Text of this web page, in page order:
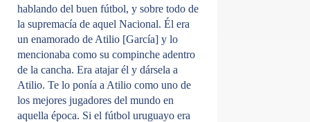
hablando del buen fútbol, y sobre todo de
la supremacía de aquel Nacional. Él era
un enamorado de Atilio [García] y lo
mencionaba como su compinche adentro
de la cancha. Era atajar él y dársela a
Atilio. Te lo ponía a Atilio como uno de
los mejores jugadores del mundo en
aquella época. Si el fútbol uruguayo era